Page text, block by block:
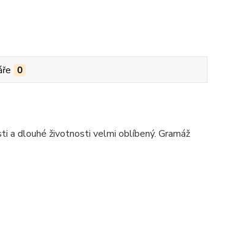
0
a dlouhé životnosti velmi oblíbený. Gramáž